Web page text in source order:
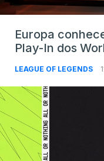
Europa
Play-In dos
LEAGUE OF LEGENDS